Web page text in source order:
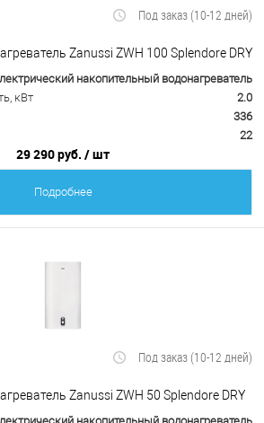
Под заказ (10-12 дней)
Zanussi ZWH 100 Splendore DRY
накопительный водонагреватель
кВт
2.0
336
22
29 290 руб. / шт
Подробнее
Под заказ (10-12 дней)
Zanussi ZWH 50 Splendore DRY